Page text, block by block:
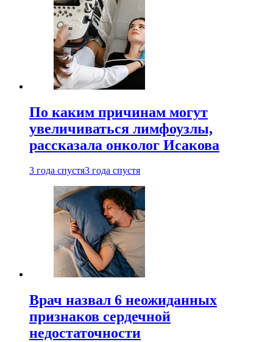
По каким причинам могут
увеличиваться лимфоузлы,
рассказала онколог Исакова
3 года спустя3 года спустя
Врач назвал 6 неожиданных
признаков сердечной
недостаточности